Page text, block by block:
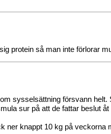
protein så man inte förlorar
sysselsättning försvann helt.
sur på att de fattar beslut
ner knappt 10 kg på veckorna